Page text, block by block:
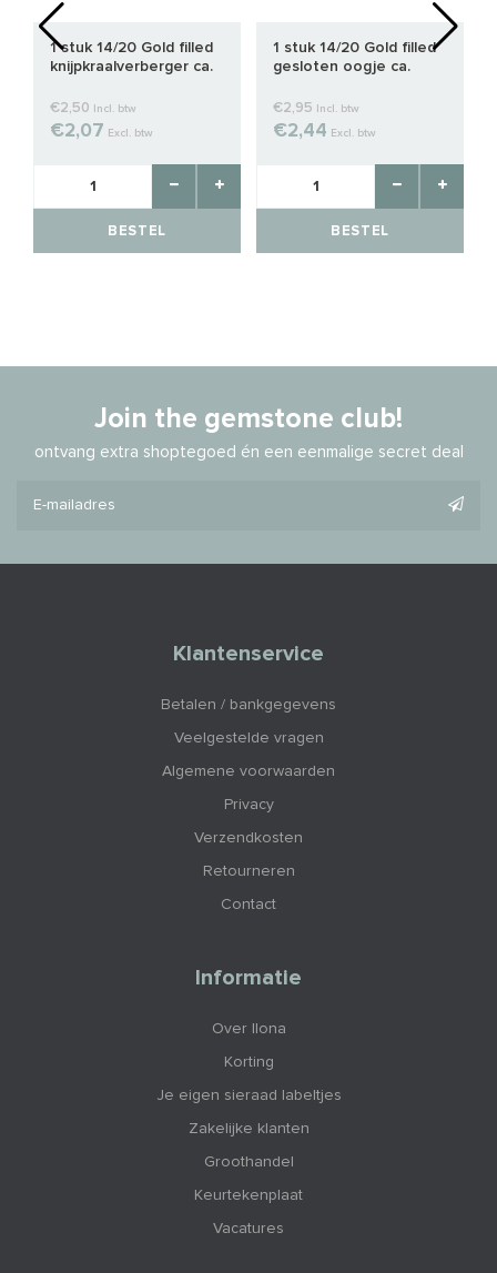
1 stuk 14/20 Gold filled
knijpkraalverberger ca.
€2,50 Incl. btw
€2,07 Excl. btw
BESTEL
1 stuk 14/20 Gold filled
gesloten oogje ca.
€2,95 Incl. btw
€2,44 Excl. btw
BESTEL
Join the gemstone club!
ontvang extra shoptegoed én een eenmalige secret deal
Klantenservice
Betalen / bankgegevens
Veelgestelde vragen
Algemene voorwaarden
Privacy
Verzendkosten
Retourneren
Contact
Informatie
Over Ilona
Korting
Je eigen sieraad labeltjes
Zakelijke klanten
Groothandel
Keurtekenplaat
Vacatures